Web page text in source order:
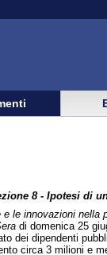
8 - Ipotesi di
le innovazioni nella
di domenica 25
dei dipendenti
circa 3 milioni e